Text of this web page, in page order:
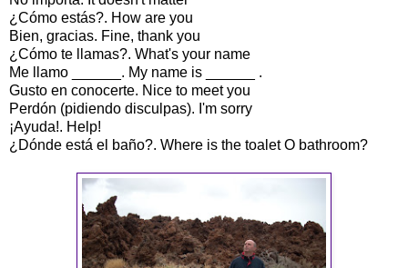
¿Cómo estás?. How are you
Bien, gracias. Fine, thank you
¿Cómo te llamas?. What's your name
Me llamo ______. My name is ______ .
Gusto en conocerte. Nice to meet you
Perdón (pidiendo disculpas). I'm sorry
¡Ayuda!. Help!
¿Dónde está el baño?. Where is the toalet O bathroom?